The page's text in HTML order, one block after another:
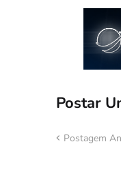
Postar
Postagem